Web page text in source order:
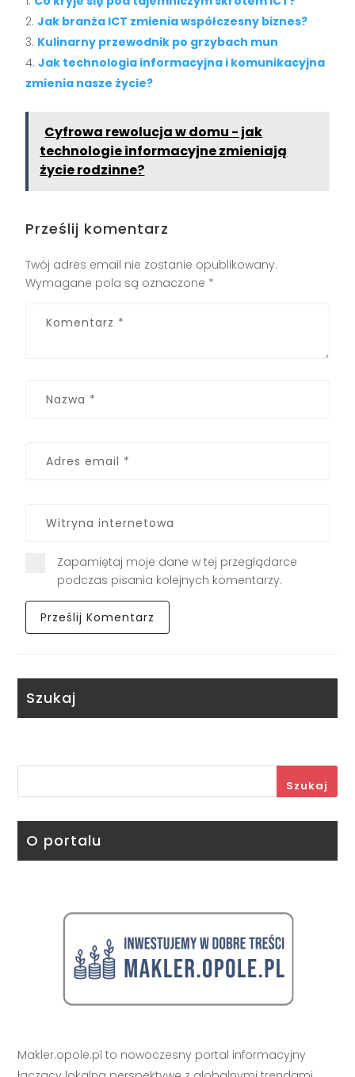
Jak branża ICT zmienia współczesny biznes?
Kulinarny przewodnik po grzybach mun
Jak technologia informacyjna i komunikacyjna
zmienia nasze życie?
Cyfrowa rewolucja w domu - jak
technologie informacyjne zmieniają
życie rodzinne?
Prześlij komentarz
Twój adres email nie zostanie opublikowany.
Wymagane pola są oznaczone *
Zapamiętaj moje dane w tej przeglądarce
podczas pisania kolejnych komentarzy.
Szukaj
Szukaj
O portalu
Makler.opole.pl to nowoczesny portal informacyjny